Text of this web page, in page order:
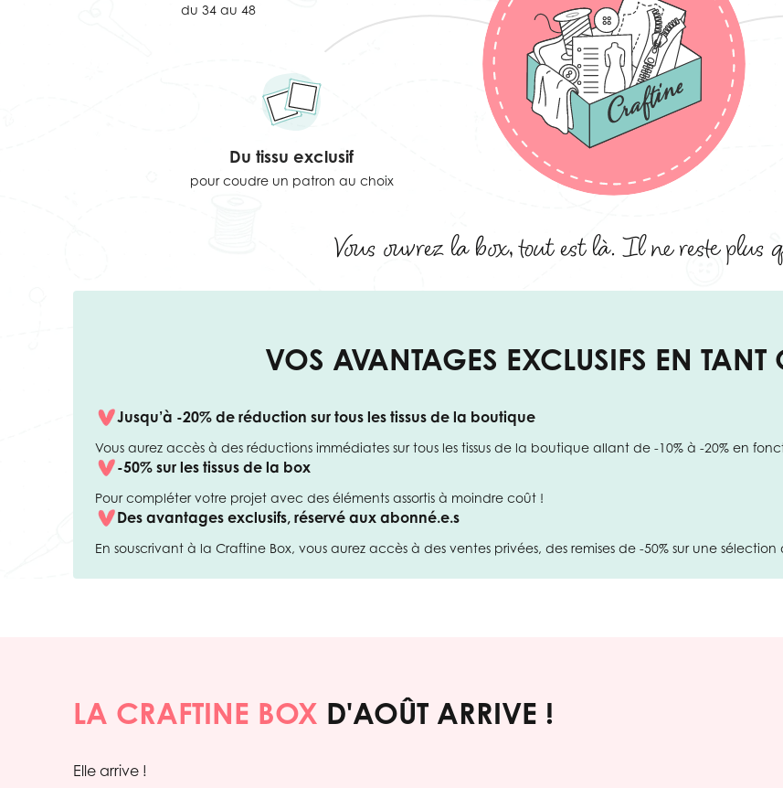
du 34 au 48
Du tissu exclusif
pour coudre un patron au choix
Vous ouvrez la box, tout est là. Il ne reste plus
VOS AVANTAGES EXCLUSIFS EN
Jusqu’à -20% de réduction sur tous les tissus de la boutique
Vous aurez accès à des réductions immédiates sur tous les tissus de la boutique allant de -10% à -20% en
-50% sur les tissus de la box
Pour compléter votre projet avec des éléments assortis à moindre coût !
Des avantages exclusifs, réservé aux abonné.e.s
En souscrivant à la Craftine Box, vous aurez accès à des ventes privées, des remises de -50% sur une sélection
LA CRAFTINE BOX D'AOÛT ARRIVE !
Elle arrive !